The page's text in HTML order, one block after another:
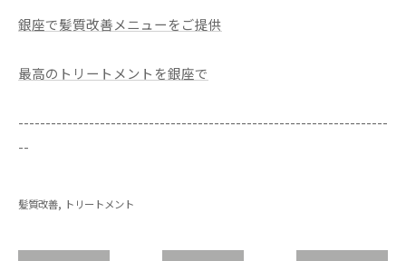
銀座で髪質改善メニューをご提供
最高のトリートメントを銀座で
--------------------------------------------------------------------
--
髪質改善 トリートメント